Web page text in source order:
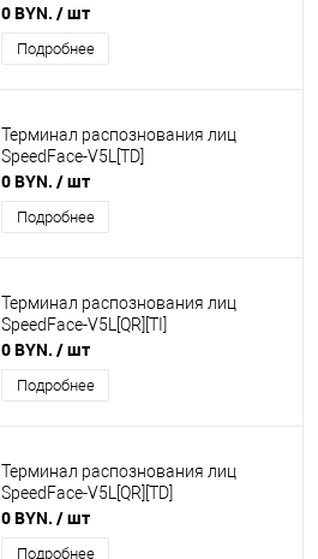
0 BYN. / шт
Подробнее
Терминал распознования лиц
SpeedFace-V5L[TD]
0 BYN. / шт
Подробнее
Терминал распознования лиц
SpeedFace-V5L[QR][TI]
0 BYN. / шт
Подробнее
Терминал распознования лиц
SpeedFace-V5L[QR][TD]
0 BYN. / шт
Подробнее